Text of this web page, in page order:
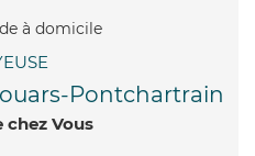
Pontchartrain
chez Vous